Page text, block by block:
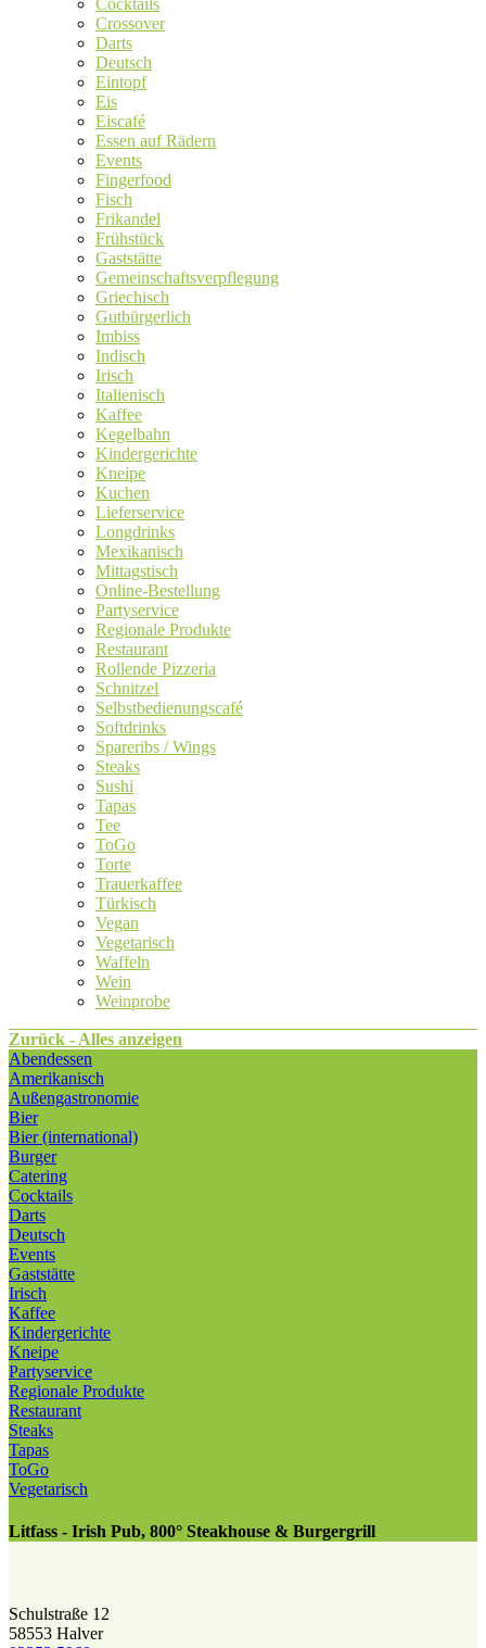
Cocktails
Crossover
Darts
Deutsch
Eintopf
Eis
Eiscafé
Essen auf Rädern
Events
Fingerfood
Fisch
Frikandel
Frühstück
Gaststätte
Gemeinschaftsverpflegung
Griechisch
Gutbürgerlich
Imbiss
Indisch
Irisch
Italienisch
Kaffee
Kegelbahn
Kindergerichte
Kneipe
Kuchen
Lieferservice
Longdrinks
Mexikanisch
Mittagstisch
Online-Bestellung
Partyservice
Regionale Produkte
Restaurant
Rollende Pizzeria
Schnitzel
Selbstbedienungscafé
Softdrinks
Spareribs / Wings
Steaks
Sushi
Tapas
Tee
ToGo
Torte
Trauerkaffee
Türkisch
Vegan
Vegetarisch
Waffeln
Wein
Weinprobe
Zurück - Alles anzeigen
Abendessen
Amerikanisch
Außengastronomie
Bier
Bier (international)
Burger
Catering
Cocktails
Darts
Deutsch
Events
Gaststätte
Irisch
Kaffee
Kindergerichte
Kneipe
Partyservice
Regionale Produkte
Restaurant
Steaks
Tapas
ToGo
Vegetarisch
Litfass - Irish Pub, 800° Steakhouse & Burgergrill
Schulstraße 12
58553 Halver